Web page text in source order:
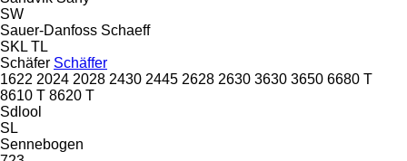
SW
Sauer-Danfoss Schaeff
SKL TL
Schäfer Schäffer
1622 2024 2028 2430 2445 2628 2630 3630 3650 6680 T
8610 T 8620 T
Sdlool
SL
Sennebogen